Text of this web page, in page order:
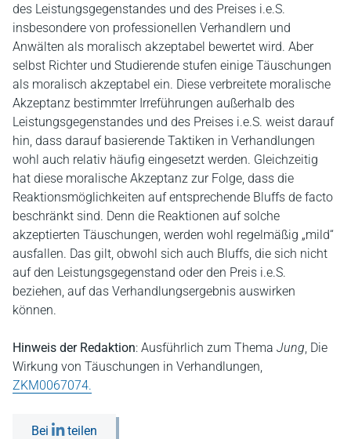
des Leistungsgegenstandes und des Preises i.e.S.
insbesondere von professionellen Verhandlern und
Anwälten als moralisch akzeptabel bewertet wird. Aber
selbst Richter und Studierende stufen einige Täuschungen
als moralisch akzeptabel ein. Diese verbreitete moralische
Akzeptanz bestimmter Irreführungen außerhalb des
Leistungsgegenstandes und des Preises i.e.S. weist darauf
hin, dass darauf basierende Taktiken in Verhandlungen
wohl auch relativ häufig eingesetzt werden. Gleichzeitig
hat diese moralische Akzeptanz zur Folge, dass die
Reaktionsmöglichkeiten auf entsprechende Bluffs de facto
beschränkt sind. Denn die Reaktionen auf solche
akzeptierten Täuschungen, werden wohl regelmäßig „mild“
ausfallen. Das gilt, obwohl sich auch Bluffs, die sich nicht
auf den Leistungsgegenstand oder den Preis i.e.S.
beziehen, auf das Verhandlungsergebnis auswirken
können.
Hinweis der Redaktion: Ausführlich zum Thema Jung, Die
Wirkung von Täuschungen in Verhandlungen,
ZKM0067074.
Bei teilen